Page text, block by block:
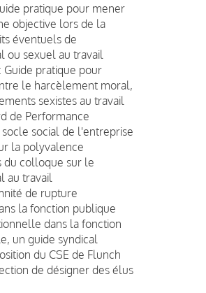
pratique pour mener
objective lors de la
éventuels de
ou sexuel au travail
Guide pratique pour
le harcèlement moral,
sexistes au travail
de Performance
social de l'entreprise
la polyvalence
du colloque sur le
au travail
de rupture
la fonction publique
dans la fonction
un guide syndical
du CSE de Flunch
de désigner des élus